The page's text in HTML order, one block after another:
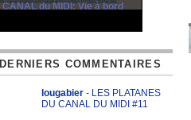
CANAL du MIDI: Vie à bord
DERNIERS COMMENTAIRES
lougabier - LES PLATANES
DU CANAL DU MIDI #11